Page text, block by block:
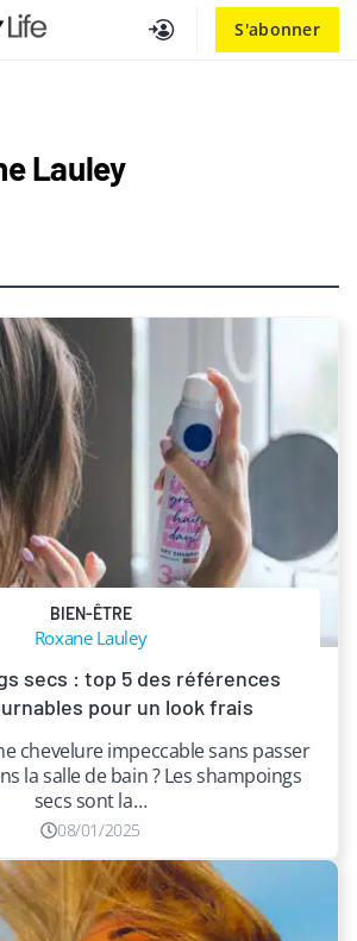
S'abonner
Lauley
BIEN-ÊTRE
Roxane Lauley
secs : top 5 des références
pour un look frais
chevelure impeccable sans passer
la salle de bain ? Les shampoings
secs sont la…
08/01/2025